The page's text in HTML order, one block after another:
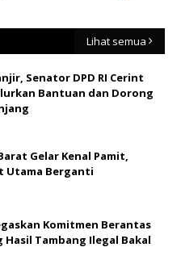
Lihat semua
Senator DPD RI Cerint
Bantuan dan Dorong
Gelar Kenal Pamit,
Utama Berganti
Komitmen Berantas
Hasil Tambang Ilegal Bakal